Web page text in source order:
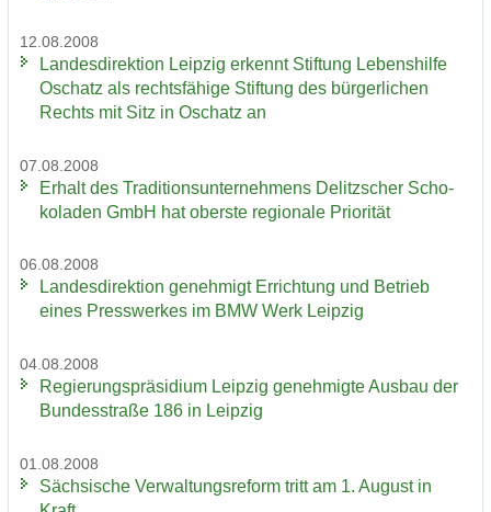
12.08.2008
Lan­des­di­rek­ti­on Leip­zig er­kennt Stif­tung Le­bens­hil­fe
Oschatz als rechts­fä­hi­ge Stif­tung des bür­ger­li­chen
Rechts mit Sitz in Oschatz an
07.08.2008
Er­halt des Tra­di­ti­ons­un­ter­neh­mens De­litz­scher Scho­
ko­la­den GmbH hat obers­te re­gio­na­le Prio­ri­tät
06.08.2008
Lan­des­di­rek­ti­on ge­neh­migt Er­rich­tung und Be­trieb
eines Press­wer­kes im BMW Werk Leip­zig
04.08.2008
Re­gie­rungs­prä­si­di­um Leip­zig ge­neh­mig­te Aus­bau der
Bun­des­stra­ße 186 in Leip­zig
01.08.2008
Säch­si­sche Ver­wal­tungs­re­form tritt am 1. Au­gust in